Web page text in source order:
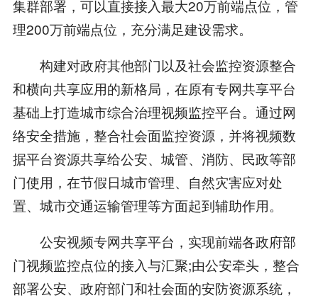
集群部署，可以直接接入最大20万前端点位，管
理200万前端点位，充分满足建设需求。
构建对政府其他部门以及社会监控资源整合
和横向共享应用的新格局，在原有专网共享平台
基础上打造城市综合治理视频监控平台。通过网
络安全措施，整合社会面监控资源，并将视频数
据平台资源共享给公安、城管、消防、民政等部
门使用，在节假日城市管理、自然灾害应对处
置、城市交通运输管理等方面起到辅助作用。
公安视频专网共享平台，实现前端各政府部
门视频监控点位的接入与汇聚;由公安牵头，整合
部署公安、政府部门和社会面的安防资源系统，